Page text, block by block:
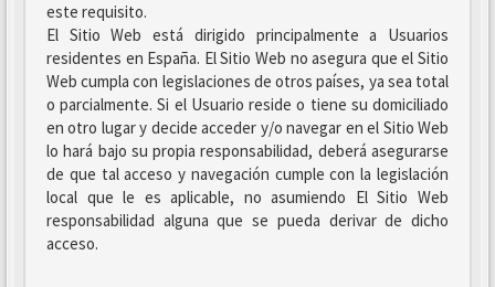
este requisito.
El Sitio Web está dirigido principalmente a Usuarios
residentes en España. El Sitio Web no asegura que el Sitio
Web cumpla con legislaciones de otros países, ya sea total
o parcialmente. Si el Usuario reside o tiene su domiciliado
en otro lugar y decide acceder y/o navegar en el Sitio Web
lo hará bajo su propia responsabilidad, deberá asegurarse
de que tal acceso y navegación cumple con la legislación
local que le es aplicable, no asumiendo El Sitio Web
responsabilidad alguna que se pueda derivar de dicho
acceso.